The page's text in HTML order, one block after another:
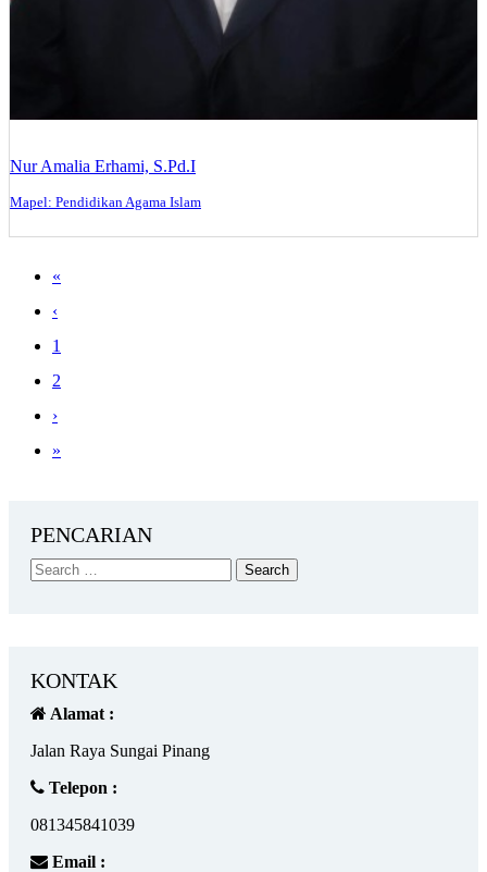
Nur Amalia Erhami, S.Pd.I
Mapel: Pendidikan Agama Islam
«
‹
1
2
›
»
PENCARIAN
KONTAK
Alamat :
Jalan Raya Sungai Pinang
Telepon :
081345841039
Email :